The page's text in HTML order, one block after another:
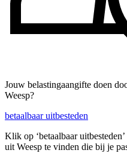
Jouw belastingaangifte doen
Weesp?
betaalbaar uitbesteden
Klik op ‘betaalbaar
uit Weesp te vinden die bij je